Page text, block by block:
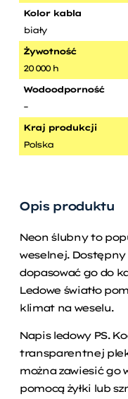
Opis produktu
Neon ślubny to
weselnej.
dopasować go do
Ledowe światło
klimat na weselu.
Napis ledowy PS.
transparentnej
można zawiesić go
pomocą żyłki lub
Kolor kabla
biały
Żywotność
20 000 h
Wodoodporność
–
Kraj produkcji
Polska